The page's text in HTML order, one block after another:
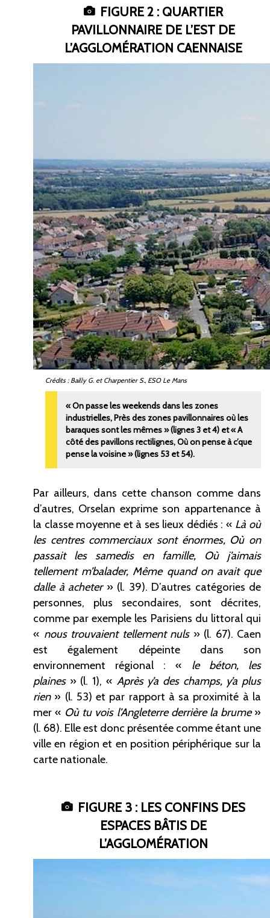
FIGURE 2 : QUARTIER
PAVILLONNAIRE DE L’EST DE
L’AGGLOMÉRATION CAENNAISE
Crédits : Bailly G. et Charpentier S., ESO Le Mans
«On passe les weekends dans les zones
industrielles, Près des zones pavillonnaires où les
baraques sont les mêmes» (lignes 3 et 4) et «A
côté des pavillons rectilignes, Où on pense à c’que
pense la voisine» (lignes 53 et 54).
Par ailleurs, dans cette chanson comme dans
d’autres, Orselan exprime son appartenance à
la classe moyenne et à ses lieux dédiés : « Là où
les centres commerciaux sont énormes, Où on
passait les samedis en famille, Où j’aimais
tellement m’balader, Même quand on avait que
dalle à acheter » (l. 39). D’autres catégories de
personnes, plus secondaires, sont décrites,
comme par exemple les Parisiens du littoral qui
« nous trouvaient tellement nuls » (l. 67). Caen
est également dépeinte dans son
environnement régional
: «
le béton, les
plaines » (l. 1), « Après y’a des champs, y’a plus
rien » (l. 53) et par rapport à sa proximité à la
mer « Où tu vois l’Angleterre derrière la brume »
(l. 68). Elle est donc présentée comme étant une
ville en région et en position périphérique sur la
carte nationale.
FIGURE 3 : LES CONFINS DES
ESPACES BÂTIS DE
L’AGGLOMÉRATION